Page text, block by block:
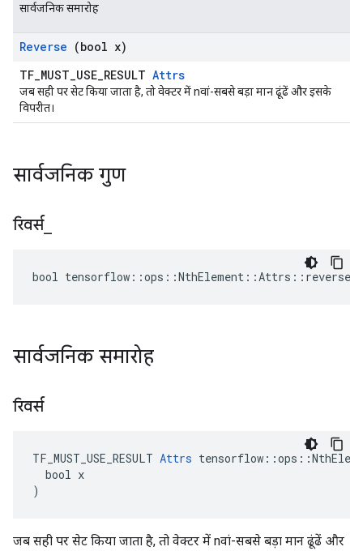
सार्वजनिक समारोह
Reverse (bool x)
TF_MUST_USE_RESULT Attrs
जब सही पर सेट किया जाता है, तो वेक्टर में nवां-सबसे बड़ा मान ढूंढें और इसके
विपरीत।
सार्वजनिक गुण
रिवर्स_
bool
सार्वजनिक समारोह
रिवर्स
TF_MUST_USE_RESULT Attrs
  bool x
)
जब सही पर सेट किया जाता है, तो वेक्टर में nवां-सबसे बड़ा मान ढूंढें और